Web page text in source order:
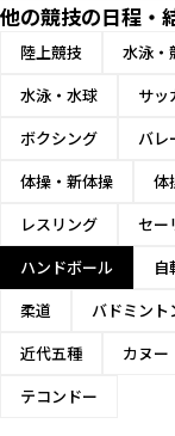
他の競技の日程・
陸上競技 水泳・
水泳・水球
サッ
ボクシング
バレ
体操・新体操
体
レスリング
セー
ハンドボール
自
柔道
バドミント
近代五種
カヌー
テコンドー